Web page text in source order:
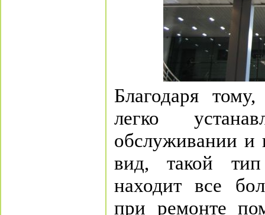
Благодаря
легко
обслуживании и
вид, такой
находит все
при ремонте